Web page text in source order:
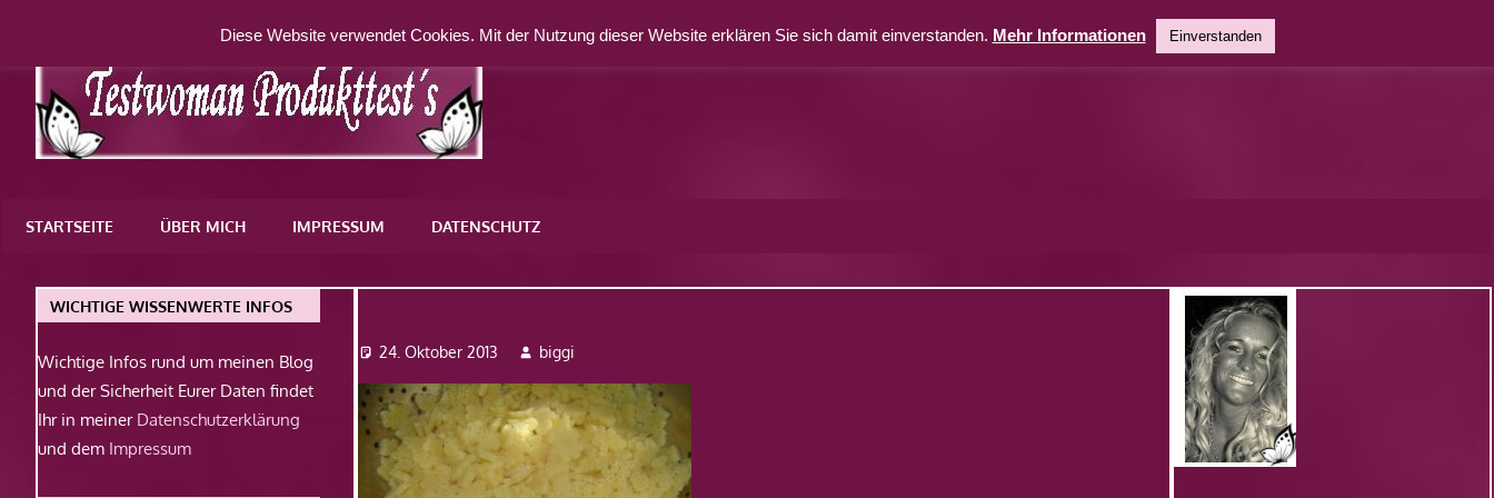
springen
WordPress-
STARTSEITE ÜBER MICH IMPRESSUM DATENSCHUTZ
24. Oktober 2013 biggi
WICHTIGE WISSENWERTE INFOS
Wichtige Infos rund um meinen Blog
und der Sicherheit Eurer Daten findet
Ihr in meiner Datenschutzerklärung
und dem Impressum
Diese Website verwendet Cookies. Mit der Nutzung dieser Website erklären Sie sich damit einverstanden. Mehr Informationen Einverstanden